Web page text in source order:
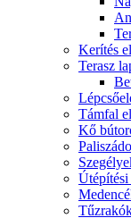
Kerítés
Terasz
Támfal
Kő
Útépítési